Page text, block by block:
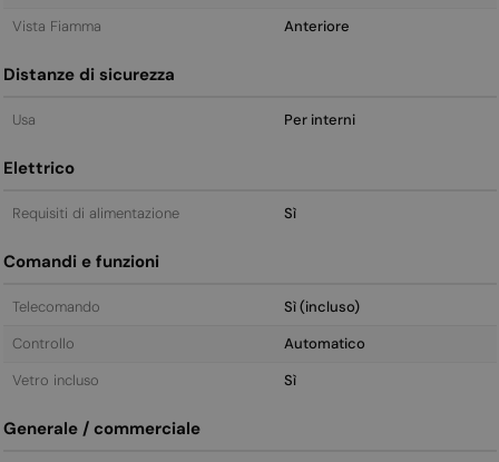
Vista Fiamma
Anteriore
Distanze di sicurezza
Usa Per interni
Elettrico
Requisiti di alimentazione Sì
Comandi e funzioni
Telecomando
Sì (incluso)
Controllo
Automatico
Vetro incluso
Sì
Generale / commerciale